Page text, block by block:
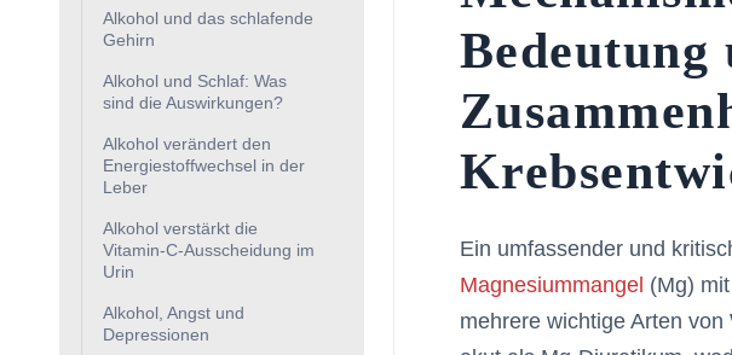
Alkohol und das schlafende
Gehirn
Alkohol und Schlaf: Was
sind die Auswirkungen?
Alkohol verändert den
Energiestoffwechsel in der
Leber
Alkohol verstärkt die
Vitamin-C-Ausscheidung im
Urin
Alkohol, Angst und
Depressionen
Bedeutung
Ein umfassender und
Magnesiummangel (Mg) mit
mehrere wichtige Arten